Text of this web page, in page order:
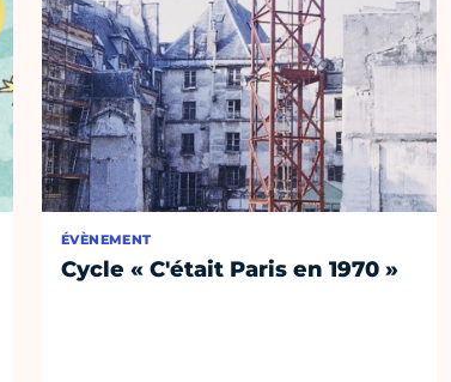
ÉVÈNEMENT
Cycle « C'était Paris en 1970 »